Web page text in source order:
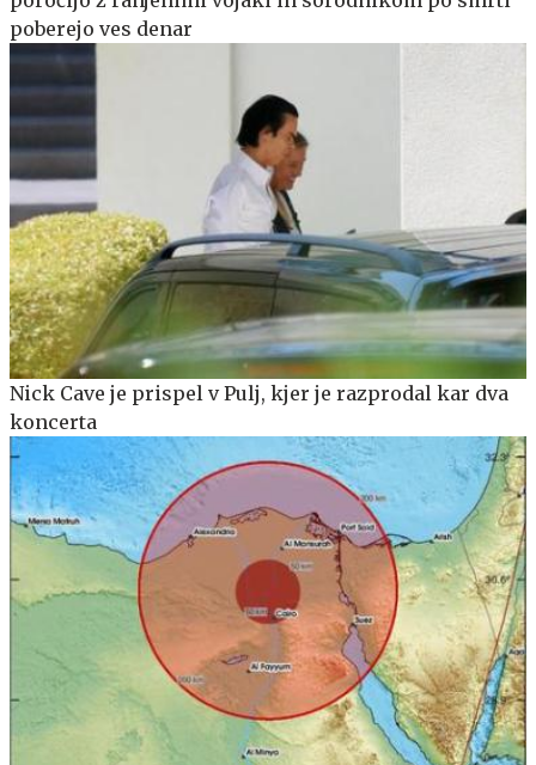
poberejo ves denar
Nick Cave je prispel v Pulj, kjer je razprodal kar dva
koncerta